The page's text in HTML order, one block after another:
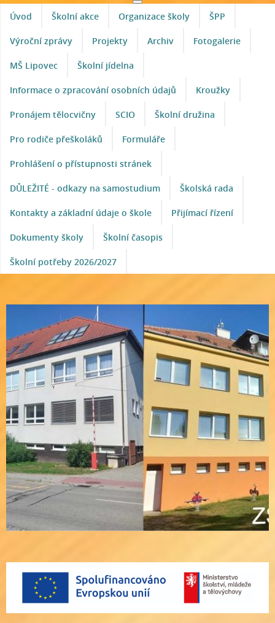
Úvod Školní akce Organizace školy ŠPP
Výroční zprávy Projekty Archiv Fotogalerie
MŠ Lipovec Školní jídelna
Informace o zpracování osobních údajů Kroužky
Pronájem tělocvičny SCIO Školní družina
Pro rodiče přeškoláků Formuláře
Prohlášení o přístupnosti stránek
DŮLEŽITÉ - odkazy na samostudium Školská rada
Kontakty a základní údaje o škole Přijímací řízení
Dokumenty školy Školní časopis
Školní potřeby 2026/2027